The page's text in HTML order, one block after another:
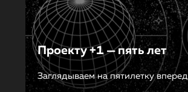
Проекту +1 — пять лет
Заглядываем на пятилетку вперед